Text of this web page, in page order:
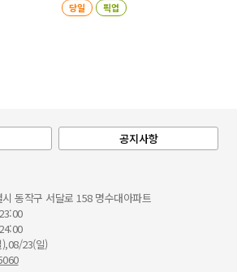
당일 픽업
공지사항
시 동작구 서달로 158 명수대아파트
23(일)